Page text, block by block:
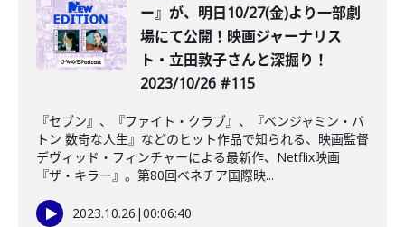
ー』が、明日10/27(金)より一部劇
場にて公開！映画ジャーナリス
ト・立田敦子さんと深掘り！
2023/10/26 #115
『セブン』、『ファイト・クラブ』、『ベンジャミン・バ
トン 数奇な人生』などのヒット作品で知られる、映画監督
デヴィッド・フィンチャーによる最新作、Netflix映画
『ザ・キラー』。第80回ベネチア国際映...
2023.10.26 |00:06:40